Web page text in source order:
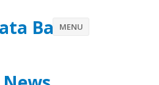
Batu
MENU